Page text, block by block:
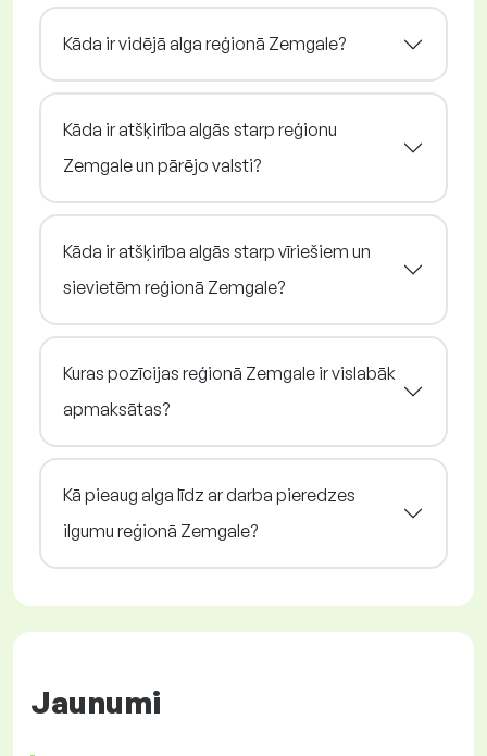
Kāda ir vidējā alga reģionā Zemgale?
Kāda ir atšķirība algās starp reģionu
Zemgale un pārējo valsti?
Kāda ir atšķirība algās starp vīriešiem un
sievietēm reģionā Zemgale?
Kuras pozīcijas reģionā Zemgale ir vislabāk
apmaksātas?
Kā pieaug alga līdz ar darba pieredzes
ilgumu reģionā Zemgale?
Jaunumi